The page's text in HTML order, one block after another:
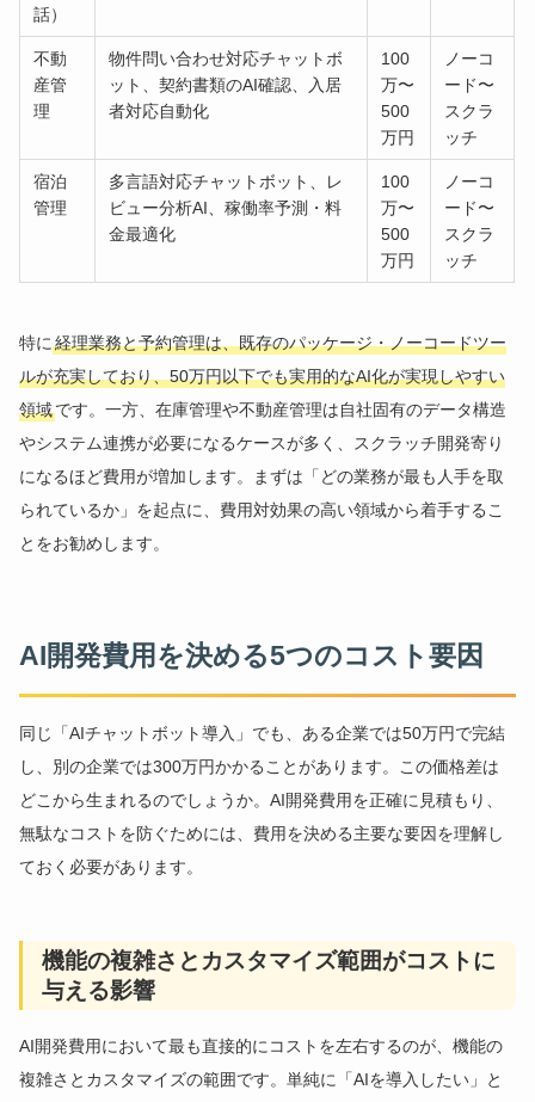
話）
不動
産管
理
物件問い合わせ対応チャットボ
ット、契約書類のAI確認、入居
者対応自動化
100
万〜
500
万円
ノーコ
ード〜
スクラ
ッチ
宿泊
管理
多言語対応チャットボット、レ
ビュー分析AI、稼働率予測・料
金最適化
100
万〜
500
万円
ノーコ
ード〜
スクラ
ッチ
特に経理業務と予約管理は、既存のパッケージ・ノーコードツー
ルが充実しており、50万円以下でも実用的なAI化が実現しやすい
領域です。一方、在庫管理や不動産管理は自社固有のデータ構造
やシステム連携が必要になるケースが多く、スクラッチ開発寄り
になるほど費用が増加します。まずは「どの業務が最も人手を取
られているか」を起点に、費用対効果の高い領域から着手するこ
とをお勧めします。
AI開発費用を決める5つのコスト要因
同じ「AIチャットボット導入」でも、ある企業では50万円で完結
し、別の企業では300万円かかることがあります。この価格差は
どこから生まれるのでしょうか。AI開発費用を正確に見積もり、
無駄なコストを防ぐためには、費用を決める主要な要因を理解し
ておく必要があります。
機能の複雑さとカスタマイズ範囲がコストに
与える影響
AI開発費用において最も直接的にコストを左右するのが、機能の
複雑さとカスタマイズの範囲です。単純に「AIを導入したい」と